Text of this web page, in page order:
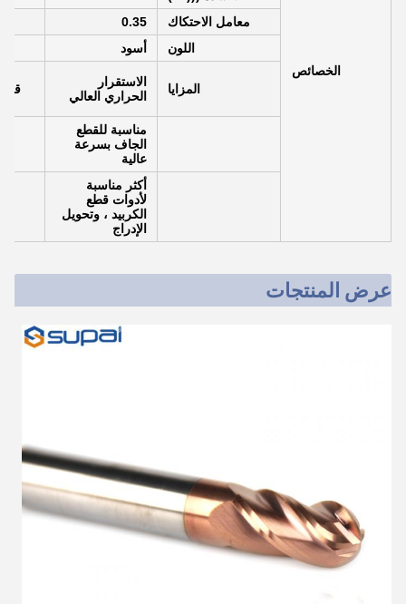
الخصائص
معامل الاحتكاك
0.35
اللون
أسود
المزايا
الاستقرار
الحراري العالي
مناسبة للقطع
الجاف بسرعة
عالية
أكثر مناسبة
لأدوات قطع
الكربيد ، وتحويل
الإدراج
عرض المنتجات